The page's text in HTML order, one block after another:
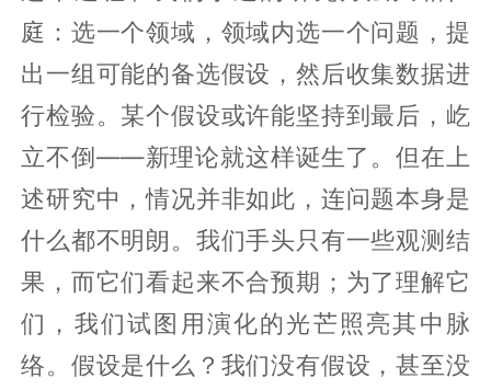
庭：选一个领域，领域内选一个问题，提
出一组可能的备选假设，然后收集数据进
行检验。某个假设或许能坚持到最后，屹
立不倒——新理论就这样诞生了。但在上
述研究中，情况并非如此，连问题本身是
什么都不明朗。我们手头只有一些观测结
果，而它们看起来不合预期；为了理解它
们，我们试图用演化的光芒照亮其中脉
络。假设是什么？我们没有假设，甚至没